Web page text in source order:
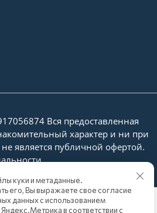
Вся предоставленная
характер и ни при
не является публичной офертой.
куки и метаданные.
его, Вы выражаете свое согласие
данных с использованием
в соответствии с